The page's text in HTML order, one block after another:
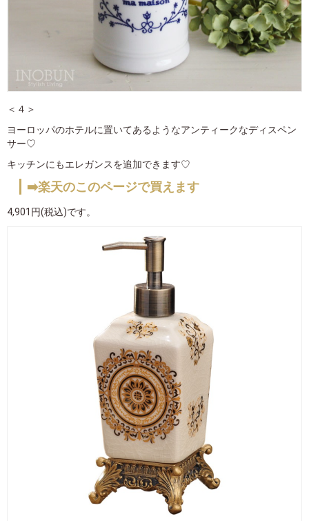
＜４＞
ヨーロッパのホテルに置いてあるようなアンティークなディスペン
サー♡
キッチンにもエレガンスを追加できます♡
➡️楽天のこのページで買えます
4,901円(税込)です。